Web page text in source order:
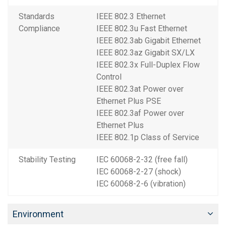
Standards
Compliance
IEEE 802.3 Ethernet
IEEE 802.3u Fast Ethernet
IEEE 802.3ab Gigabit Ethernet
IEEE 802.3az Gigabit SX/LX
IEEE 802.3x Full-Duplex Flow
Control
IEEE 802.3at Power over
Ethernet Plus PSE
IEEE 802.3af Power over
Ethernet Plus
IEEE 802.1p Class of Service
Stability Testing
IEC 60068-2-32 (free fall)
IEC 60068-2-27 (shock)
IEC 60068-2-6 (vibration)
Environment